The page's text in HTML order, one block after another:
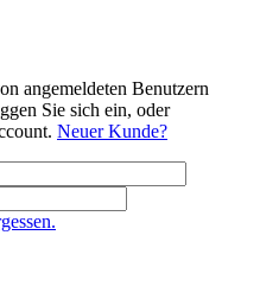
angemeldeten Benutzern
Sie sich ein, oder
Neuer Kunde?